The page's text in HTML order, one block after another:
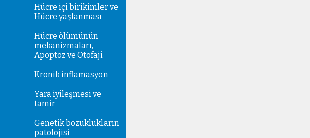
Hücre içi birikimler ve
Hücre yaşlanması
Hücre ölümünün
mekanizmaları,
Apoptoz ve Otofaji
Kronik inflamasyon
Yara iyileşmesi ve
tamir
Genetik bozuklukların
patolojisi